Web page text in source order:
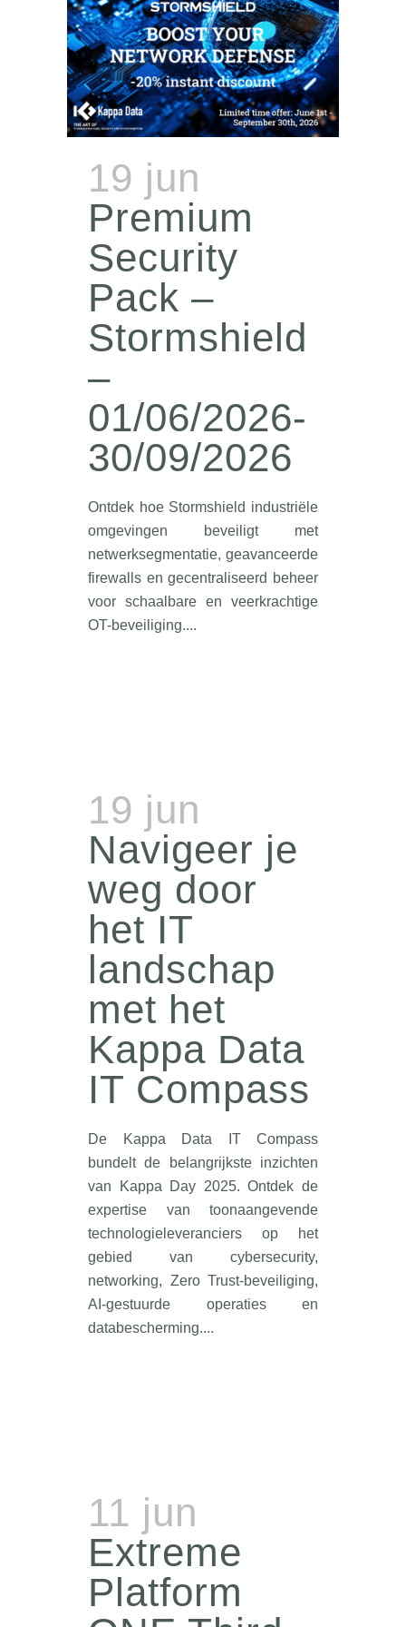
19 jun
Premium
Security
Pack –
Stormshield
–
01/06/2026-
30/09/2026
Ontdek hoe Stormshield industriële
omgevingen beveiligt met
netwerksegmentatie, geavanceerde
firewalls en gecentraliseerd beheer
voor schaalbare en veerkrachtige
OT-beveiliging....
19 jun
Navigeer je
weg door
het IT
landschap
met het
Kappa Data
IT Compass
De Kappa Data IT Compass
bundelt de belangrijkste inzichten
van Kappa Day 2025. Ontdek de
expertise van toonaangevende
technologieleveranciers op het
gebied van cybersecurity,
networking, Zero Trust-beveiliging,
AI-gestuurde operaties en
databescherming....
11 jun
Extreme
Platform